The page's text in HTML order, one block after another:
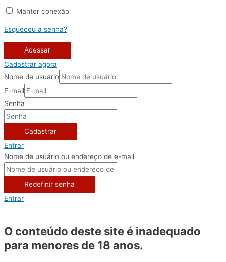
Manter conexão
Esqueceu a senha?
Acessar
Cadastrar agora
Nome de usuário
E-mail
Senha
Cadastrar
Entrar
Nome de usuário ou endereço de e-mail
Redefinir senha
Entrar
O conteúdo deste site é inadequado
para menores de 18 anos.